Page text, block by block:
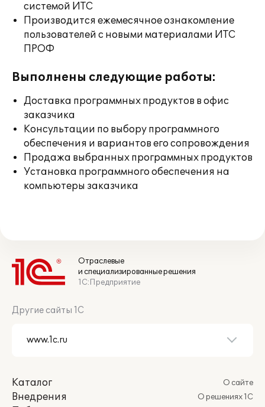
системой ИТС
Производится ежемесячное ознакомление
пользователей с новыми материалами ИТС
ПРОФ
Выполнены следующие работы:
Доставка программных продуктов в офис
заказчика
Консультации по выбору программного
обеспечения и вариантов его сопровождения
Продажа выбранных программных продуктов
Установка программного обеспечения на
компьютеры заказчика
Отраслевые
и специализированные решения
1С:Предприятие
Другие сайты 1С
Каталог
Внедрения
О сайте
О решениях 1С